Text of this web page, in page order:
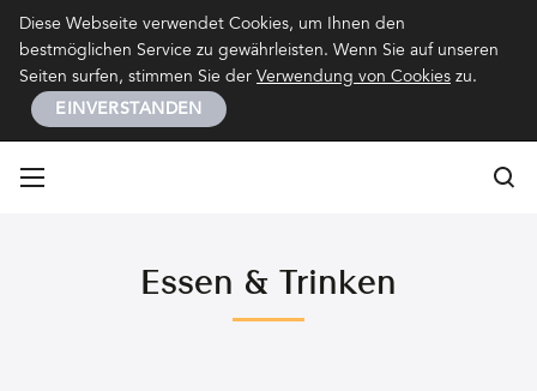
Diese Webseite verwendet Cookies, um Ihnen den
bestmöglichen Service zu gewährleisten. Wenn Sie auf unseren
Seiten surfen, stimmen Sie der Verwendung von Cookies zu.
EINVERSTANDEN
Essen & Trinken